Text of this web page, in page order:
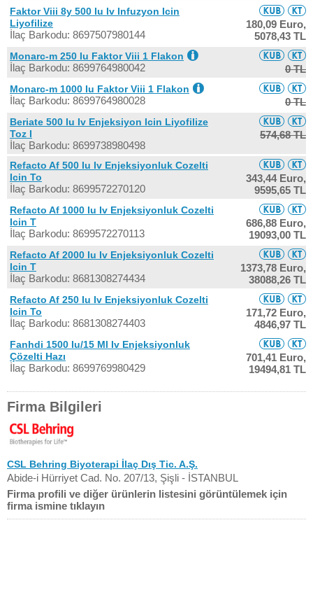
Faktor Viii 8y 500 Iu Iv Infuzyon Icin
Liyofilize
İlaç Barkodu: 8697507980144
180,09 Euro,
5078,43 TL
Monarc-m 250 Iu Faktor Viii 1 Flakon
İlaç Barkodu: 8699764980042 0 TL
Monarc-m 1000 Iu Faktor Viii 1 Flakon
İlaç Barkodu: 8699764980028 0 TL
Beriate 500 Iu Iv Enjeksiyon Icin Liyofilize
Toz I
İlaç Barkodu: 8699738980498
574,68 TL
Refacto Af 500 Iu Iv Enjeksiyonluk Cozelti
Icin To
İlaç Barkodu: 8699572270120
343,44 Euro,
9595,65 TL
Refacto Af 1000 Iu Iv Enjeksiyonluk Cozelti
Icin T
İlaç Barkodu: 8699572270113
686,88 Euro,
19093,00 TL
Refacto Af 2000 Iu Iv Enjeksiyonluk Cozelti
Icin T
İlaç Barkodu: 8681308274434
1373,78 Euro,
38088,26 TL
Refacto Af 250 Iu Iv Enjeksiyonluk Cozelti
Icin To
İlaç Barkodu: 8681308274403
171,72 Euro,
4846,97 TL
Fanhdi 1500 Iu/15 Ml Iv Enjeksiyonluk
Çözelti Hazı
İlaç Barkodu: 8699769980429
701,41 Euro,
19494,81 TL
Firma Bilgileri
CSL Behring Biyoterapi İlaç Dış Tic. A.Ş.
Abide-i Hürriyet Cad. No. 207/13, Şişli - İSTANBUL
Firma profili ve diğer ürünlerin listesini görüntülemek için
firma ismine tıklayın